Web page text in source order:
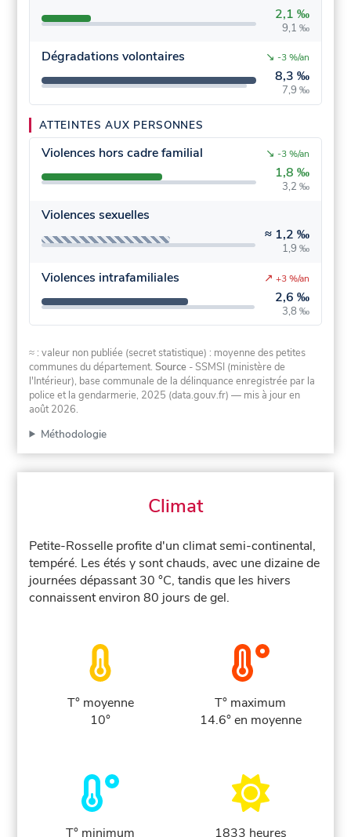
2,1 ‰
9,1 ‰
Dégradations volontaires
8,3 ‰
7,9 ‰
↘ -3 %/an
ATTEINTES AUX PERSONNES
Violences hors cadre familial
1,8 ‰
3,2 ‰
↘ -3 %/an
Violences sexuelles
≈ 1,2 ‰
1,9 ‰
Violences intrafamiliales
2,6 ‰
3,8 ‰
↗ +3 %/an
≈ : valeur non publiée (secret statistique) : moyenne des petites
communes du département.Source - SSMSI (ministère de
l'Intérieur), base communale de la délinquance enregistrée par la
police et la gendarmerie, 2025 (data.gouv.fr) — mis à jour en
août 2026.
Méthodologie
Climat
Petite-Rosselle profite d'un climat semi-continental,
tempéré. Les étés y sont chauds, avec une dizaine de
journées dépassant 30 °C, tandis que les hivers
connaissent environ 80 jours de gel.
T° moyenne
10°
T° maximum
14.6° en moyenne
T° minimum 1833 heures